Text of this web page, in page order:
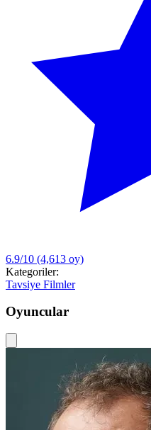
6.9/10 (4,613 oy)
Kategoriler:
Tavsiye Filmler
Oyuncular